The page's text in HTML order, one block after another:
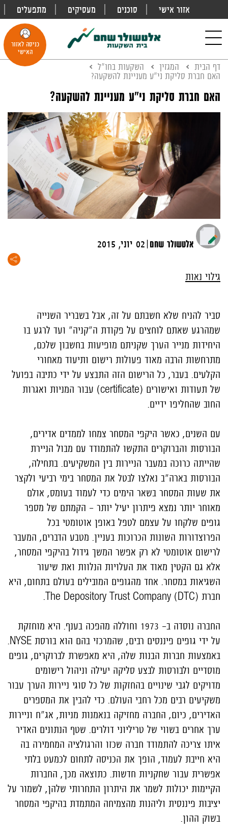
אזור אישי סוכנים מעסיקים מתפעלים
navigation
כניסה לאזור
האישי
דף הבית המגזין
השקעות בחו"ל
האם חברת סליקת ני"ע מעניינת להשקעה?
האם חברת סליקת ני"ע מעניינת להשקעה?
אלטשולר שחם|02 יוני, 2015
גילוי נאות
סביר להניח שלא חשבתם על זה, אבל בשבריר השנייה
שמהרגע שאתם לוחצים על פקודת ה"קניה" ועד לרגע בו
היחידות מנייר הערך שקניתם מופיעות בחשבון שלכם,
מתרחשות הרבה מאוד פעולות רישום ותיעוד מאחורי
הקלעים. בעבר, כל הרישום הזה התבצע על ידי כתיבה בפועל
של תעודות ואישורים (certificate) עבור המניות ואגרות
החוב שהחליפו ידיים.
עם השנים, כאשר היקפי המסחר צמחו לממדים אדירים,
הבורסות והברוקרים התקשו להתמודד עם מבול הניירת
שהייתה כרוכה במעבר הניירות בין המשקיעים. בתחילה,
הבורסות בארה"ב נאלצו לבטל את המסחר בימי רביעי ולקצר
את שעות המסחר בשאר הימים כדי לעמוד בעומס, אולם
מאוחר יותר נמצא פיתרון יעיל יותר - הקמתם של מספר
גופים שלקחו על עצמם לטפל באופן אוטומטי בכל
הפרוצדורות השונות הכרוכות בעניין. מטבע הדברים, המעבר
לרישום אוטומטי לא רק אפשר המשך גידול בהיקפי המסחר,
אלא גם הקטין מאוד את העלויות הנלוות ואת שיעור
השגיאות במסחר. אחד מהגופים המובילים בעולם בתחום, היא
חברת (The Depository Trust Company (DTC.
החברה נוסדה ב- 1973 וחוללה מהפכה בענף. היא מוחזקת
על ידי גופים פיננסים רבים, שהמרכזי בהם הוא בורסת NYSE.
באמצעות חברות הבנות שלה, היא מאפשרת לברוקרים, גופים
מוסדיים ולבורסות לבצע סליקה יעילה וניהול רישומים
מדויקים לגבי שינויים בהחזקות של כל סוגי ניירות הערך עבור
משקיעים רבים מכל רחבי העולם. כדי להבין את המספרים
האדירים, כיום, החברה מחזיקה בנאמנות מניות, אג"ח וניירות
ערך אחרים בשווי של טריליוני דולרים. שטף הנתונים האדיר
איתו צריכה להתמודד חברה שכזו והרגולציה המחמירה בה
היא חייבת לעמוד, הופך את הכניסה לתחום לכמעט בלתי
אפשרית עבור שחקניות חדשות. כתוצאה מכך, החברות
הקיימות יכולות לשמר את היתרון התחרותי שלהן, לשמור על
יציבות פיננסית וליהנות מהצמיחה המתמדת בהיקפי המסחר
בשוק ההון.